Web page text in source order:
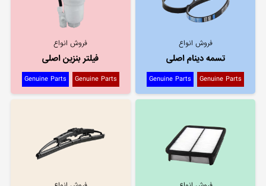
فروش انواع
تسمه دینام اصلی
Genuine Parts
Genuine Parts
فروش انواع
فیلتر بنزین اصلی
Genuine Parts
Genuine Parts